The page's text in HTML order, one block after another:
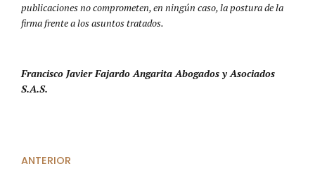
publicaciones no comprometen, en ningún caso, la postura de la
firma frente a los asuntos tratados.
Francisco Javier Fajardo Angarita Abogados y Asociados
S.A.S.
ANTERIOR